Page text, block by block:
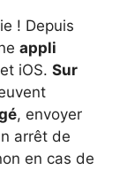
! Depuis
appli
iOS. Sur
, envoyer
arrêt de
en cas de